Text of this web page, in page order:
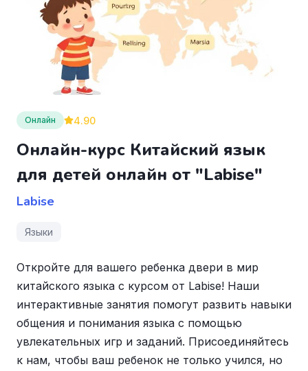
Онлайн 4.90
Онлайн-курс Китайский язык
для детей онлайн от "Labise"
Labise
Языки
Откройте для вашего ребенка двери в мир
китайского языка с курсом от Labise! Наши
интерактивные занятия помогут развить навыки
общения и понимания языка с помощью
увлекательных игр и заданий. Присоединяйтесь
к нам, чтобы ваш ребенок не только учился, но